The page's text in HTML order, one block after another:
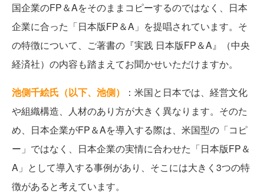
国企業のFP＆Aをそのままコピーするのではなく、日本
企業に合った「日本版FP＆A」を提唱されています。そ
の特徴について、ご著書の『実践 日本版FP＆A』（中央
経済社）の内容も踏まえてお聞かせいただけますか。
池側千絵氏（以下、池側）
：米国と日本では、経営文化
や組織構造、人材のあり方が大きく異なります。そのた
め、日本企業がFP＆Aを導入する際は、米国型の「コピ
ー」ではなく、日本企業の実情に合わせた「日本版FP＆
A」として導入する事例があり、そこには大きく3つの特
徴があると考えています。